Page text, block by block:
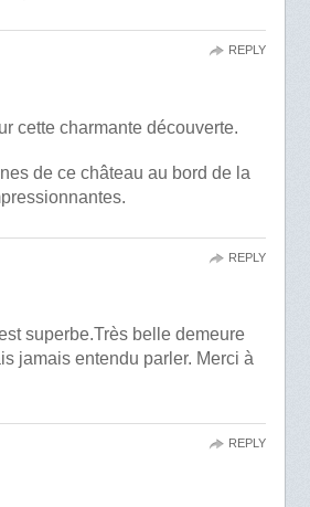
cette charmante découverte.
de ce château au bord de la
REPLY
superbe.Très belle demeure
jamais entendu parler. Merci à
REPLY
REPLY